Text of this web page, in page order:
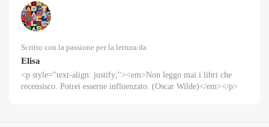
Scritto con la passione per la lettura da
Elisa
<p style="text-align: justify;"><em>Non leggo mai i libri che
recensisco. Potrei esserne influenzato. (Oscar Wilde)</em></p>